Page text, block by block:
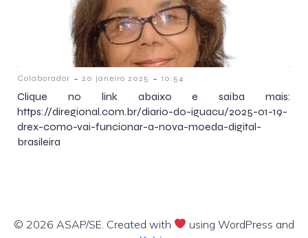
Colaborador - 20 janeiro 2025 - 10:54
Clique no link abaixo e saiba mais:
https://diregional.com.br/diario-do-iguacu/2025-01-19-
drex-como-vai-funcionar-a-nova-moeda-digital-
brasileira
© 2026 ASAP/SE. Created with
using WordPress and